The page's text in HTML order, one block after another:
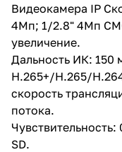
пересечение линии/
в область, детекция
транспортных средств,
ложных тревог, WDR 120
Автотрекинг, 3DNR,
аудио вх./вых 1/1;
вх./вых 2/1; питание:
AC24В/PОE+; IP66, IK10.
Рабочая температура: -
С.
Видеокамера IP
4Мп; 1/2.8" 4Mп
увеличение.
Дальность ИК: 150
H.265+/H.265/
скорость
потока.
SD.